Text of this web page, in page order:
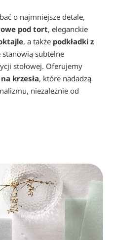
o najmniejsze detale,
pod tort, eleganckie
, a także podkładki z
stanowią subtelne
stołowej. Oferujemy
krzesła, które nadadzą
niezależnie od